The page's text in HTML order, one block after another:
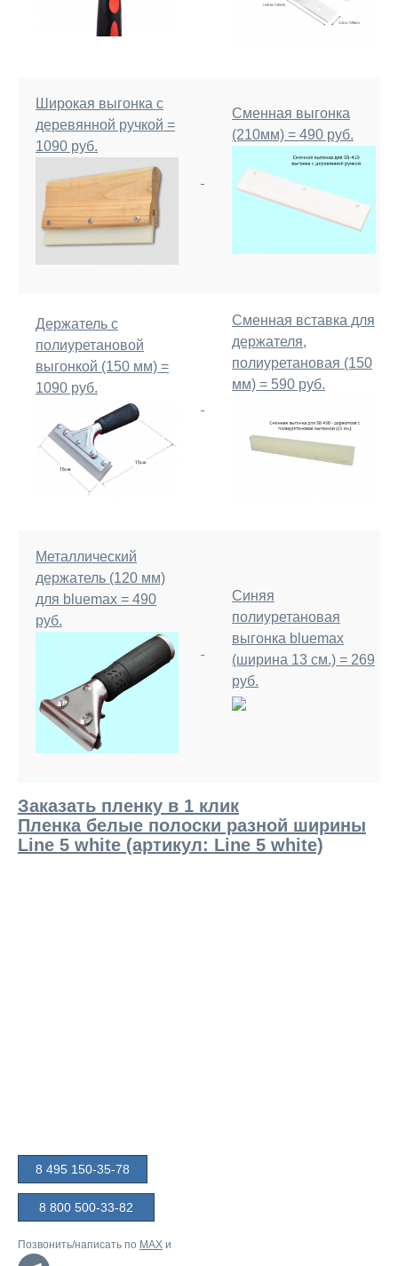
Широкая выгонка с
деревянной ручкой =
1090 руб.
Сменная выгонка
(210мм) = 490 руб.
Держатель с
полиуретановой
выгонкой (150 мм) =
1090 руб.
Сменная вставка для
держателя,
полиуретановая (150
мм) = 590 руб.
Металлический
держатель (120 мм)
для bluemax = 490
руб.
Синяя
полиуретановая
выгонка bluemax
(ширина 13 см.) = 269
руб.
Заказать пленку в 1 клик
Пленка белые полоски разной ширины
Line 5 white (артикул: Line 5 white)
8 495 150-35-78
8 800 500-33-82
Позвонить/написать по MAX и